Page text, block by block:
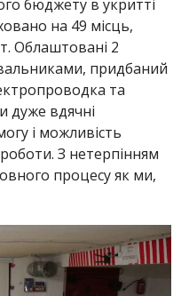
бюджету в укритті
на 49 місць,
Облаштовані 2
придбаний
та
дуже вдячні
і можливість
З нетерпінням
процесу як ми,